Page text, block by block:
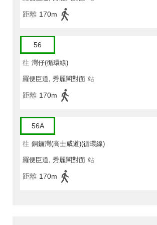
距離 170m
56
往 灣仔(循環線)
羅便臣道, 秀麗閣對面 站
距離 170m
56A
往 銅鑼灣(高士威道)(循環線)
羅便臣道, 秀麗閣對面 站
距離 170m